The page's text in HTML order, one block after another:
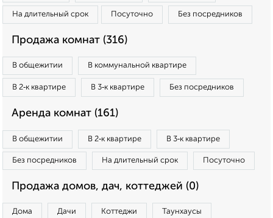
На длительный срок Посуточно Без посредников
Продажа комнат (316)
В общежитии В коммунальной квартире
В 2‑к квартире В 3‑к квартире Без посредников
Аренда комнат (161)
В общежитии В 2‑к квартире В 3‑к квартире
Без посредников На длительный срок Посуточно
Продажа домов, дач, коттеджей (0)
Дома Дачи Коттеджи Таунхаусы